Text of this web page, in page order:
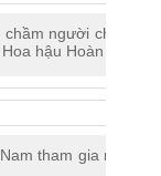
người chị thân
hậu Hoàn vũ Việt
tham gia nhiều